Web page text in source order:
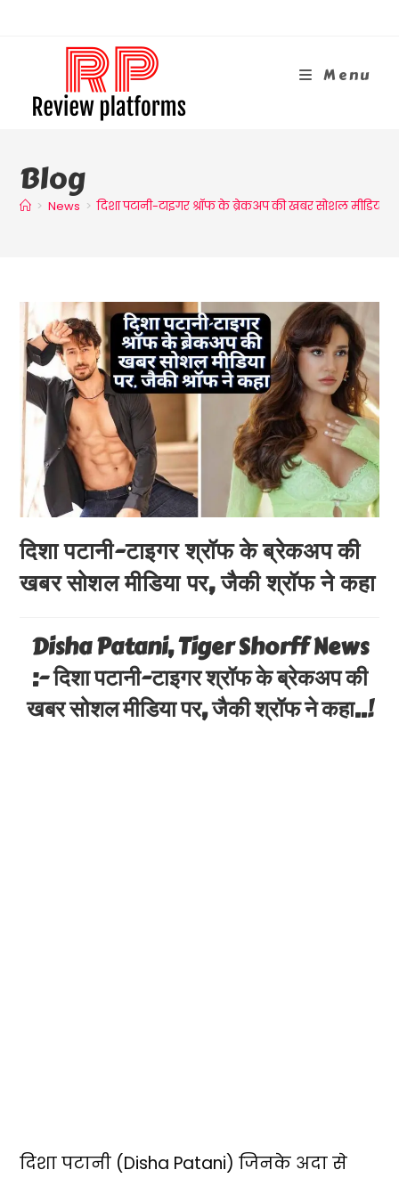
Menu
Blog
> News > दिशा पटानी-टाइगर श्रॉफ के ब्रेकअप की खबर सोशल मीडिया
दिशा पटानी-टाइगर श्रॉफ के ब्रेकअप की
खबर सोशल मीडिया पर, जैकी श्रॉफ ने कहा
Disha Patani, Tiger Shorff News
:- दिशा पटानी-टाइगर श्रॉफ के ब्रेकअप की
खबर सोशल मीडिया पर, जैकी श्रॉफ ने कहा..!
दिशा पटानी (Disha Patani) जिनके अदा से